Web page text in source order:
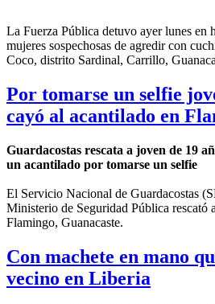
La Fuerza Pública detuvo ayer lunes en
mujeres sospechosas de agredir con
Coco, distrito Sardinal, Carrillo,
Por tomarse un selfie
cayó al acantilado en
Guardacostas rescata a joven de 19
un acantilado por tomarse un selfie
El Servicio Nacional de Guardacostas
Ministerio de Seguridad Pública rescató
Flamingo, Guanacaste.
Con machete en mano
vecino en Liberia